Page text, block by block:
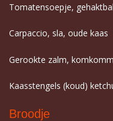
Tomatensoepje,
Carpaccio, sla, oude kaas
Gerookte zalm,
Kaasstengels (koud)
Broodje